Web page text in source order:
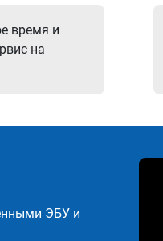
время и
на
ЭБУ и